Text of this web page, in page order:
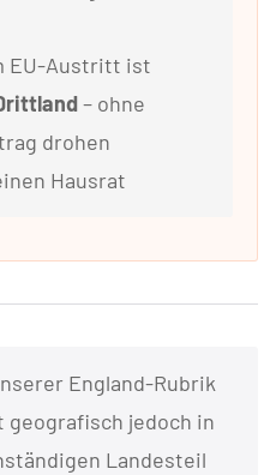
EU-Austritt ist
– ohne
drohen
Hausrat
England-Rubrik
jedoch in
Landesteil